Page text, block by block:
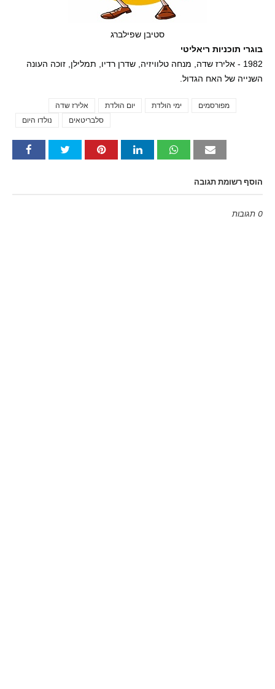
סטיבן שפילברג
בוגרי תוכניות ריאליטי
1982 - אלירז שדה, מנחה טלוויזיה, שדרן רדיו, תמלילן, זוכה העונה
השנייה של האח הגדול.
אלירז שדה יום הולדת ימי הולדת
מפורסמים
נולדו היום
סלבריטאים
הוסף רשומת תגובה
0 תגובות